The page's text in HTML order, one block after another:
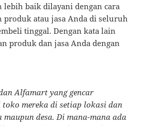
baik dilayani dengan cara
atau jasa Anda di seluruh
tinggal. Dengan kata lain
produk dan jasa Anda dengan
Alfamart yang gencar
toko mereka di setiap lokasi dan
desa. Di mana-mana ada